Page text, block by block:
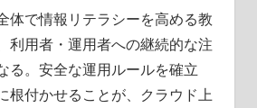
体で情報リテラシーを高める教
利用者・運用者への継続的な注
る。安全な運用ルールを確立
根付かせることが、クラウド上